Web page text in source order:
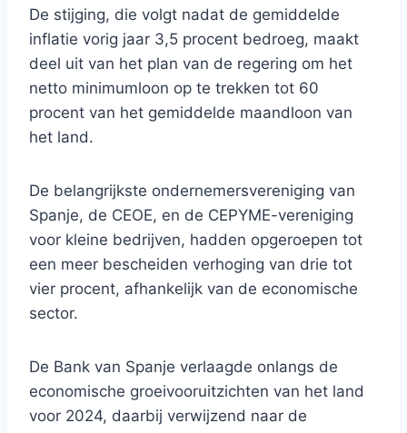
De stijging, die volgt nadat de gemiddelde
inflatie vorig jaar 3,5 procent bedroeg, maakt
deel uit van het plan van de regering om het
netto minimumloon op te trekken tot 60
procent van het gemiddelde maandloon van
het land.
De belangrijkste ondernemersvereniging van
Spanje, de CEOE, en de CEPYME-vereniging
voor kleine bedrijven, hadden opgeroepen tot
een meer bescheiden verhoging van drie tot
vier procent, afhankelijk van de economische
sector.
De Bank van Spanje verlaagde onlangs de
economische groeivooruitzichten van het land
voor 2024, daarbij verwijzend naar de